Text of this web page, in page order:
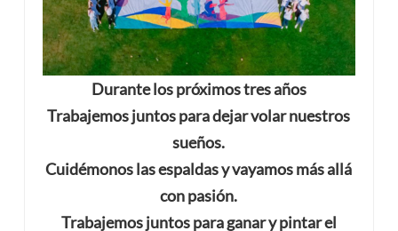
Durante los próximos tres años
Trabajemos juntos para dejar volar nuestros
sueños.
Cuidémonos las espaldas y vayamos más allá
con pasión.
Trabajemos juntos para ganar y pintar el